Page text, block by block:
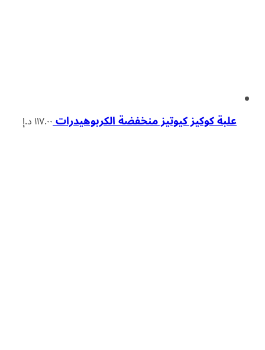
علبة كوكيز كيوتيز منخفضة الكربوهيدرات١١٧.٠٠د.إ